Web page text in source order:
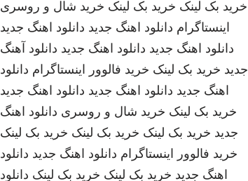
خرید بک لینک خرید بک لینک خرید شال و روسری
اینستاگرام دانلود اهنگ جدید دانلود اهنگ جدید
دانلود اهنگ جدید دانلود اهنگ جدید دانلود آهنگ
جدید خرید بک لینک خرید فالوور اینستاگرام دانلود
اهنگ جدید دانلود اهنگ جدید دانلود اهنگ جدید
خرید بک لینک خرید شال و روسری دانلود اهنگ
جدید خرید بک لینک خرید بک لینک خرید بک لینک
خرید فالوور اینستاگرام دانلود اهنگ جدید دانلود
اهنگ جدید خرید بک لینک خرید بک لینک دانلود